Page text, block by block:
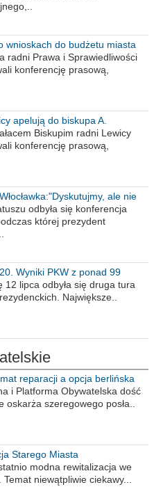
wnioskach do budżetu miasta
radni Prawa i Sprawiedliwości
konferencję prasową,
apelują do biskupa A.
Biskupim radni Lewicy
konferencję prasową,
ale nie
odbyła się konferencja
której prezydent
Wyniki PKW z ponad 99
12 lipca odbyła się druga tura
Największe..
reparacji a opcja berlińska
i Platforma Obywatelska dość
oskarża szeregowego posła..
Starego Miasta
modna rewitalizacja we
Temat niewątpliwie ciekawy...